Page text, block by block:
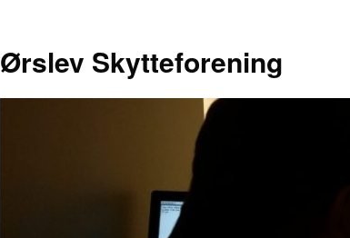
Ørslev Skytteforening